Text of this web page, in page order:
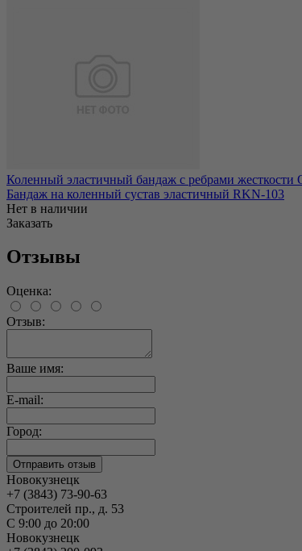
Коленный эластичный бандаж с ребрами жесткости
Бандаж на коленный сустав эластичный RKN-103
Нет в наличии
Заказать
Отзывы
Оценка:
Отзыв:
Ваше имя:
E-mail:
Город:
Новокузнецк
+7 (3843) 73-90-63
Строителей пр., д. 53
С 9:00 до 20:00
Новокузнецк